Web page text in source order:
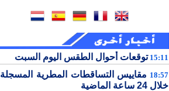
15:11 توقعات أحوال الطقس اليوم السبت
18:57 مقاييس التساقطات المطرية المسجلة
خلال 24 ساعة الماضية